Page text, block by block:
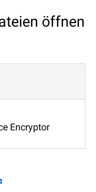
öffnen
Encryptor